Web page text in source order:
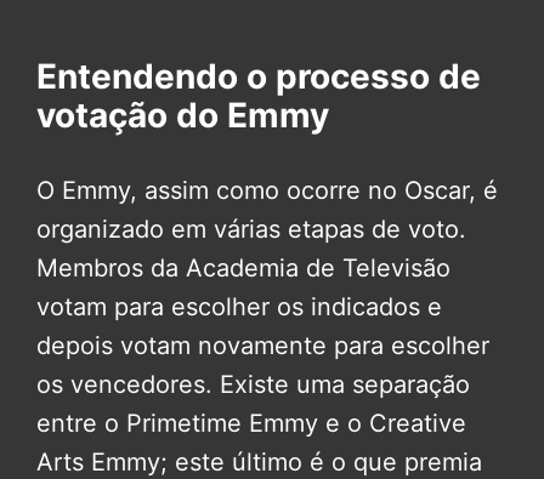
Entendendo o processo de
votação do Emmy
O Emmy, assim como ocorre no Oscar, é
organizado em várias etapas de voto.
Membros da Academia de Televisão
votam para escolher os indicados e
depois votam novamente para escolher
os vencedores. Existe uma separação
entre o Primetime Emmy e o Creative
Arts Emmy; este último é o que premia